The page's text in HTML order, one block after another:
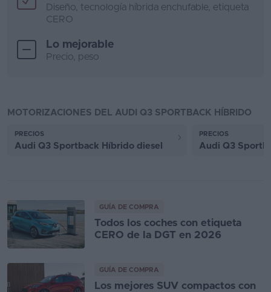
Diseño, tecnología híbrida enchufable, etiqueta
CERO
Lo mejorable
Precio, peso
MOTORIZACIONES DEL AUDI Q3 SPORTBACK HÍBRIDO
PRECIOS
Audi Q3 Sportback Híbrido diesel
PRECIOS
Audi Q3
GUÍA DE COMPRA
Todos los coches con etiqueta
CERO de la DGT en 2026
GUÍA DE COMPRA
Los mejores SUV compactos con